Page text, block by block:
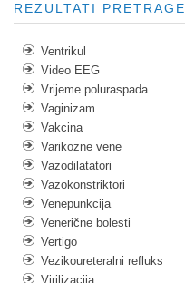
REZULTATI PRETRAGE
Ventrikul
Video EEG
Vrijeme poluraspada
Vaginizam
Vakcina
Varikozne vene
Vazodilatatori
Vazokonstriktori
Venepunkcija
Venerične bolesti
Vertigo
Vezikoureteralni refluks
Virilizacija